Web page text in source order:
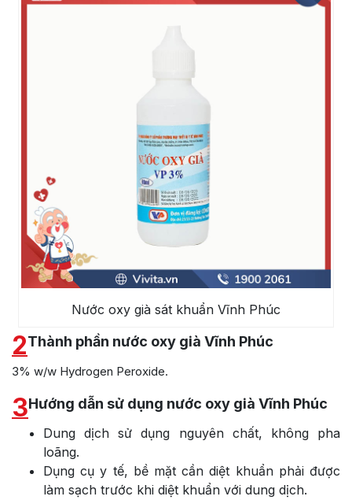
Nước oxy già sát khuẩn Vĩnh Phúc
2Thành phần nước oxy già Vĩnh Phúc
3% w/w Hydrogen Peroxide.
3Hướng dẫn sử dụng nước oxy già Vĩnh Phúc
Dung dịch sử dụng nguyên chất, không pha
loãng.
Dụng cụ y tế, bề mặt cần diệt khuẩn phải được
làm sạch trước khi diệt khuẩn với dung dịch.